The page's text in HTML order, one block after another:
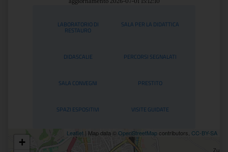
LABORATORIO DI
RESTAURO
SALA PER LA DIDATTICA
DIDASCALIE PERCORSI SEGNALATI
SALA CONVEGNI PRESTITO
SPAZI ESPOSITIVI VISITE GUIDATE
+
Leaflet | Map data ©OpenStreetMapcontributors, CC-BY-SA